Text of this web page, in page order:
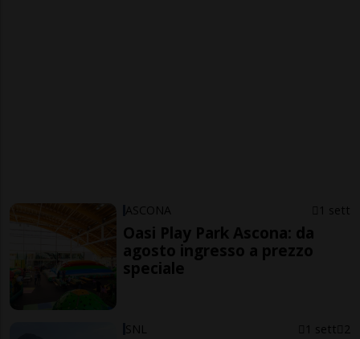
ASCONA 1 sett
Oasi Play Park Ascona: da
agosto ingresso a prezzo
speciale
SNL 1 sett 2